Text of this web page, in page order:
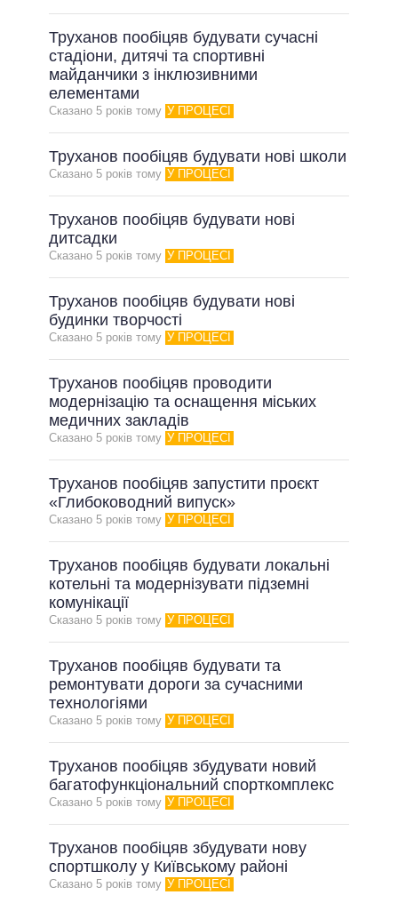
Труханов пообіцяв будувати сучасні
стадіони, дитячі та спортивні
майданчики з інклюзивними
елементами
Сказано 5 рокiв тому У ПРОЦЕСІ
Труханов пообіцяв будувати нові школи
Сказано 5 рокiв тому У ПРОЦЕСІ
Труханов пообіцяв будувати нові
дитсадки
Сказано 5 рокiв тому У ПРОЦЕСІ
Труханов пообіцяв будувати нові
будинки творчості
Сказано 5 рокiв тому У ПРОЦЕСІ
Труханов пообіцяв проводити
модернізацію та оснащення міських
медичних закладів
Сказано 5 рокiв тому У ПРОЦЕСІ
Труханов пообіцяв запустити проєкт
«Глибоководний випуск»
Сказано 5 рокiв тому У ПРОЦЕСІ
Труханов пообіцяв будувати локальні
котельні та модернізувати підземні
комунікації
Сказано 5 рокiв тому У ПРОЦЕСІ
Труханов пообіцяв будувати та
ремонтувати дороги за сучасними
технологіями
Сказано 5 рокiв тому У ПРОЦЕСІ
Труханов пообіцяв збудувати новий
багатофункціональний спорткомплекс
Сказано 5 рокiв тому У ПРОЦЕСІ
Труханов пообіцяв збудувати нову
спортшколу у Київському районі
Сказано 5 рокiв тому У ПРОЦЕСІ